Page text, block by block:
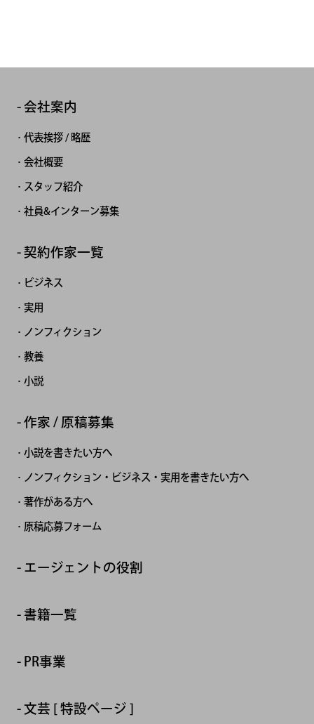
会社案内
代表挨拶 / 略歴
会社概要
スタッフ紹介
社員&インターン募集
契約作家一覧
ビジネス
実用
ノンフィクション
教養
小説
作家 / 原稿募集
小説を書きたい方へ
ノンフィクション・ビジネス・実用を書きたい方へ
著作がある方へ
原稿応募フォーム
エージェントの役割
書籍一覧
PR事業
文芸 [ 特設ページ ]